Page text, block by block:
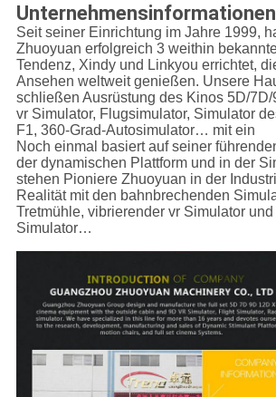
Unternehmensinformationen
Seit seiner Einrichtung im Jahre 1999,
Zhuoyuan erfolgreich 3 weithin
Tendenz, Xindy und Linkyou errichtet,
Ansehen weltweit genießen. Unsere
schließen Ausrüstung des Kinos 5D/7D/
vr Simulator, Flugsimulator, Simulator
F1, 360-Grad-Autosimulator… mit ein
Noch einmal basiert auf seiner
der dynamischen Plattform und in der
stehen Pioniere Zhuoyuan in der
Realität mit den bahnbrechenden
Tretmühle, vibrierender vr Simulator
Simulator…